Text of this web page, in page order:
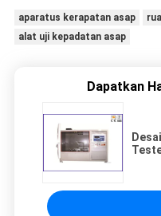
aparatus kerapatan asap
alat uji kepadatan asap
Dapatkan